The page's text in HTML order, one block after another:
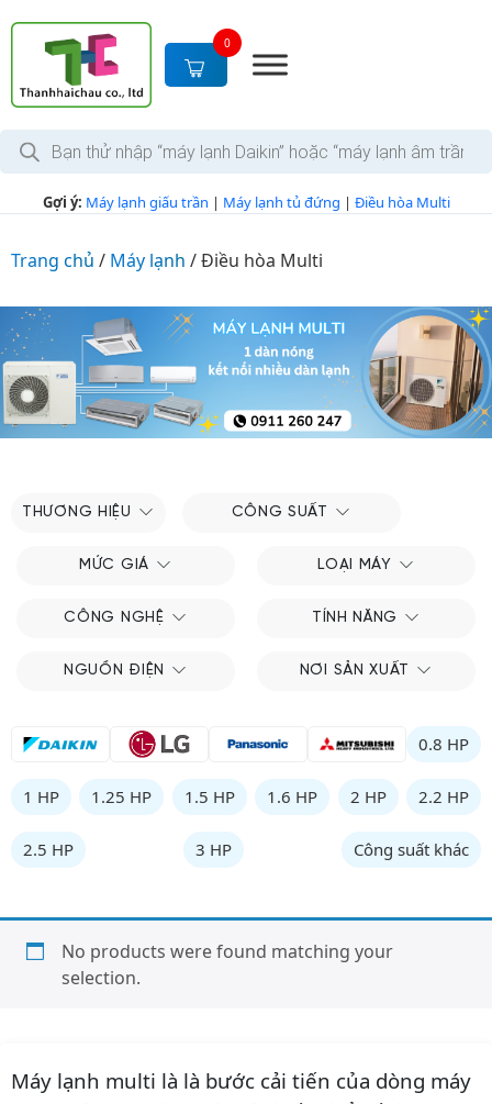
c
n
0
T
m
i
p
h
ẩ
m
Gợi ý: Máy lạnh giấu trần | Máy lạnh tủ đứng | Điều hòa Multi
Trang chủ / Máy lạnh /Điều hòa Multi
THƯƠNG HIỆU CÔNG SUẤT
MỨC GIÁ LOẠI MÁY
CÔNG NGHỆ TÍNH NĂNG
NGUỒN ĐIỆN NƠI SẢN XUẤT
0.8 HP
1 HP 1.25 HP 1.5 HP 1.6 HP 2 HP 2.2 HP
2.5 HP 3 HP Công suất khác
No products were found matching your
selection.
Máy lạnh multi là là bước cải tiến của dòng máy